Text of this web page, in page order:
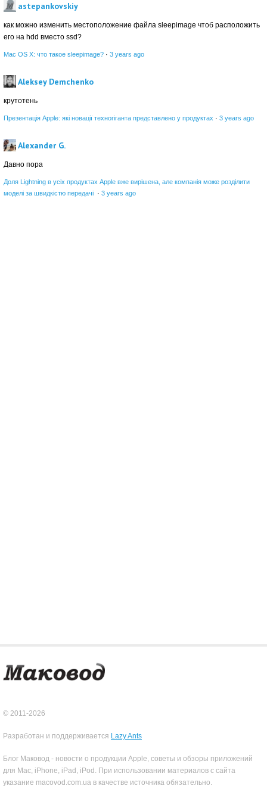
astepankovskiy
как можно изменить местоположение файла sleepimage чтоб расположить
его на hdd вместо ssd?
Mac OS X: что такое sleepimage? · 3 years ago
Aleksey Demchenko
крутотень
Презентація Apple: які новації техногіганта представлено у продуктах · 3 years ago
Alexander G.
Давно пора
Доля Lightning в усіх продуктах Apple вже вирішена, але компанія може розділити
моделі за швидкістю передачі · 3 years ago
© 2011-2026
Разработан и поддерживается Lazy Ants
Блог Маковод - новости о продукции Apple, советы и обзоры приложений
для Mac, iPhone, iPad, iPod. При использовании материалов с сайта
указание macovod.com.ua в качестве источника обязательно.